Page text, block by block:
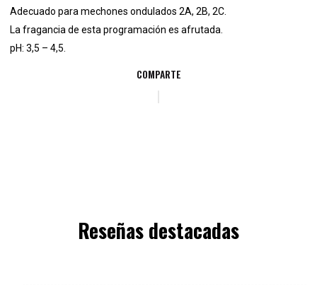
Adecuado para mechones ondulados 2A, 2B, 2C.
La fragancia de esta programación es afrutada.
pH: 3,5 – 4,5.
COMPARTE
Reseñas destacadas